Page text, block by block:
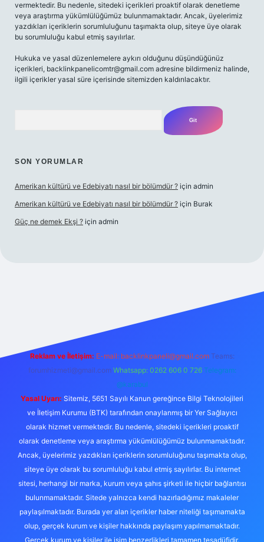
vermektedir. Bu nedenle, sitedeki içerikleri proaktif olarak denetleme
veya araştırma yükümlülüğümüz bulunmamaktadır. Ancak, üyelerimiz
yazdıkları içeriklerin sorumluluğunu taşımakta olup, siteye üye olarak
bu sorumluluğu kabul etmiş sayılırlar.
Hukuka ve yasal düzenlemelere aykırı olduğunu düşündüğünüz
içerikleri, backlinkpanelicomtr@gmail.com adresine bildirmeniz halinde,
ilgili içerikler yasal süre içerisinde sitemizden kaldırılacaktır.
SON YORUMLAR
Amerikan kültürü ve Edebiyatı nasıl bir bölümdür ? için admin
Amerikan kültürü ve Edebiyatı nasıl bir bölümdür ? için Burak
Güç ne demek Ekşi ? için admin
Reklam ve İletişim: E-mail: backlinkpaneli@gmail.com Teams:
forumhizmeti@gmail.com Whatsapp: 0262 606 0 726 Telegram:
@karabul
Yasal Uyarı: Sitemiz, 5651 Sayılı Kanun gereğince Bilgi Teknolojileri
ve İletişim Kurumu (BTK) tarafından onaylanmış bir Yer Sağlayıcı
olarak hizmet vermektedir. Bu nedenle, sitedeki içerikleri proaktif
olarak denetleme veya araştırma yükümlülüğümüz bulunmamaktadır.
Ancak, üyelerimiz yazdıkları içeriklerin sorumluluğunu taşımakta olup,
siteye üye olarak bu sorumluluğu kabul etmiş sayılırlar. Bu internet
sitesi, herhangi bir marka, kurum veya şahıs şirketi ile hiçbir bağlantısı
bulunmamaktadır. Sitede yalnızca kendi hazırladığımız makaleler
paylaşılmaktadır. Burada yer alan içerikler haber niteliği taşımamakta
olup, gerçek kurum ve kişiler hakkında paylaşım yapılmamaktadır.
Gerçek kurum ve kişiler ile isim benzerlikleri tamamen tesadüfidir.